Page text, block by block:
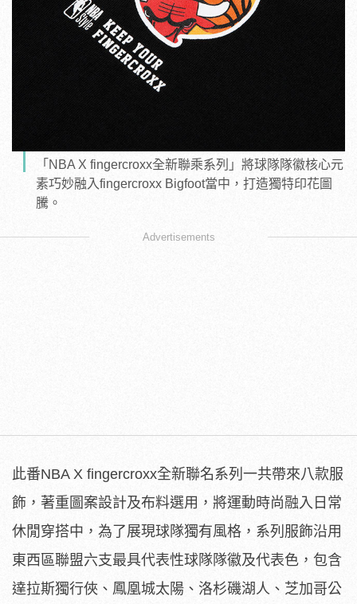
「NBA X fingercroxx全新聯乘系列」將球隊隊徽核心元
素巧妙融入fingercroxx Bigfoot當中，打造獨特印花圖
騰。
Advertisements
此番NBA X fingercroxx全新聯名系列一共帶來八款服
飾，著重圖案設計及布料選用，將運動時尚融入日常
休閒穿搭中，為了展現球隊獨有風格，系列服飾沿用
東西區聯盟六支最具代表性球隊隊徽及代表色，包含
達拉斯獨行俠、鳳凰城太陽、洛杉磯湖人、芝加哥公